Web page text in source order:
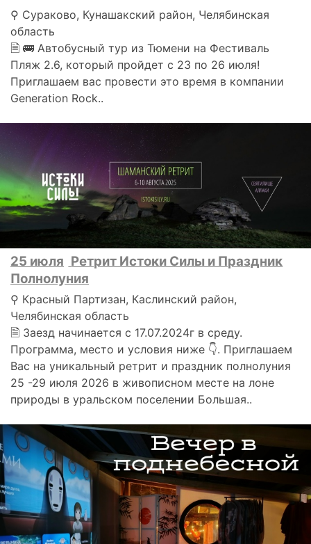
⚲ Сураково, Кунашакский район, Челябинская
область
🗎 🚌 Автобусный тур из Тюмени на Фестиваль
Пляж 2.6, который пройдет с 23 по 26 июля!
Приглашаем вас провести это время в компании
Generation Rock..
25 июля Ретрит Истоки Силы и Праздник
Полнолуния
⚲ Красный Партизан, Каслинский район,
Челябинская область
🗎 Заезд начинается с 17.07.2024г в среду.
Программа, место и условия ниже 👇. Приглашаем
Вас на уникальный ретрит и праздник полнолуния
25 -29 июля 2026 в живописном месте на лоне
природы в уральском поселении Большая..